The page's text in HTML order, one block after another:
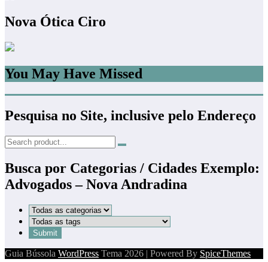
Nova Ótica Ciro
You May Have Missed
Pesquisa no Site, inclusive pelo Endereço
Busca por Categorias / Cidades Exemplo:
Advogados – Nova Andradina
Guia Bússola WordPress Tema 2026 | Powered By SpiceThemes